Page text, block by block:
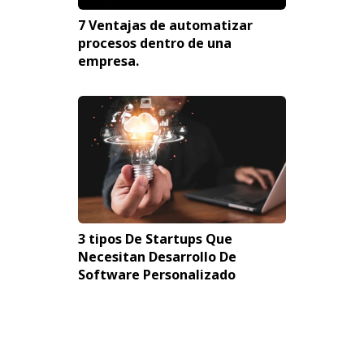
7 Ventajas de automatizar
procesos dentro de una
empresa.
3 tipos De Startups Que
Necesitan Desarrollo De
Software Personalizado